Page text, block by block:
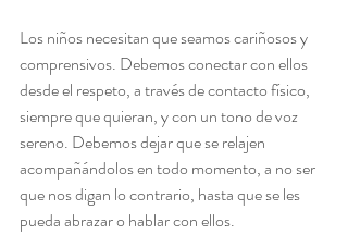
Los niños necesitan que seamos cariñosos y
comprensivos. Debemos conectar con ellos
desde el respeto, a través de contacto físico,
siempre que quieran, y con un tono de voz
sereno. Debemos dejar que se relajen
acompañándolos en todo momento, a no ser
que nos digan lo contrario, hasta que se les
pueda abrazar o hablar con ellos.